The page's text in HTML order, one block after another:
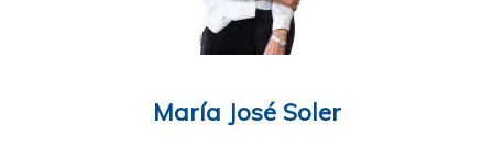
María José Soler